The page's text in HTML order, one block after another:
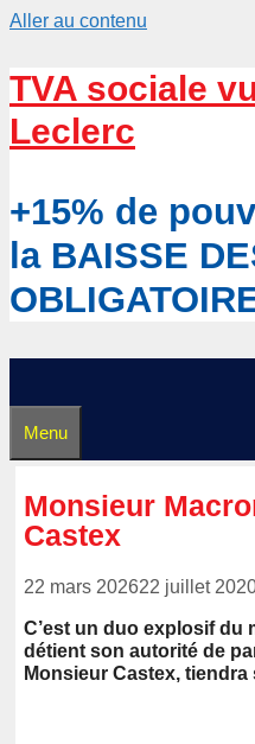
Aller au contenu
TVA sociale
Leclerc
+15% de
la BAISSE
Menu
Monsieur
Castex
22 mars 202622 juillet
C’est un duo explosif du
détient son autorité de
Monsieur Castex,